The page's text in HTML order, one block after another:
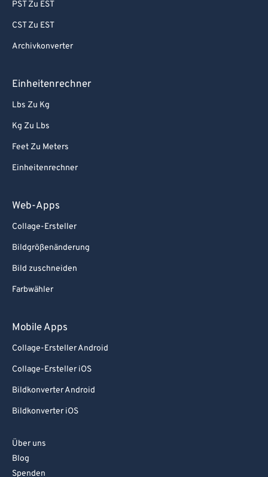
PST Zu EST
CST Zu EST
Archivkonverter
Einheitenrechner
Lbs Zu Kg
Kg Zu Lbs
Feet Zu Meters
Einheitenrechner
Web-Apps
Collage-Ersteller
Bildgrößenänderung
Bild zuschneiden
Farbwähler
Mobile Apps
Collage-Ersteller Android
Collage-Ersteller iOS
Bildkonverter Android
Bildkonverter iOS
Über uns
Blog
Spenden